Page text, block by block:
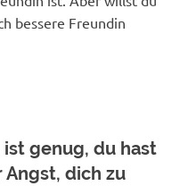
bessere Freundin
ist genug, du hast
Angst, dich zu